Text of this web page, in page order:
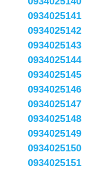
0934025141
0934025142
0934025143
0934025144
0934025145
0934025146
0934025147
0934025148
0934025149
0934025150
0934025151